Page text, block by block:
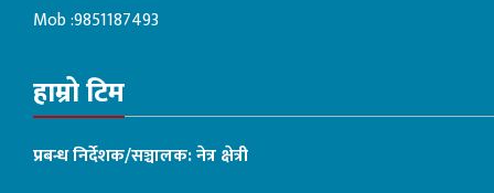
Mob :9851187493
हाम्रो टिम
प्रबन्ध निर्देशक/सञ्चालक: नेत्र क्षेत्री